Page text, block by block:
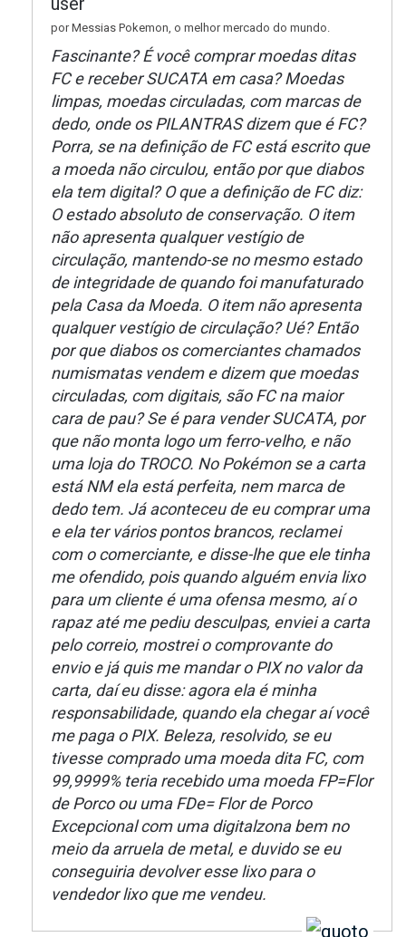
por Messias Pokemon, o melhor mercado do mundo.
Fascinante? É você comprar moedas ditas
FC e receber SUCATA em casa? Moedas
limpas, moedas circuladas, com marcas de
dedo, onde os PILANTRAS dizem que é FC?
Porra, se na definição de FC está escrito que
a moeda não circulou, então por que diabos
ela tem digital? O que a definição de FC diz:
O estado absoluto de conservação. O item
não apresenta qualquer vestígio de
circulação, mantendo-se no mesmo estado
de integridade de quando foi manufaturado
pela Casa da Moeda. O item não apresenta
qualquer vestígio de circulação? Ué? Então
por que diabos os comerciantes chamados
numismatas vendem e dizem que moedas
circuladas, com digitais, são FC na maior
cara de pau? Se é para vender SUCATA, por
que não monta logo um ferro-velho, e não
uma loja do TROCO. No Pokémon se a carta
está NM ela está perfeita, nem marca de
dedo tem. Já aconteceu de eu comprar uma
e ela ter vários pontos brancos, reclamei
com o comerciante, e disse-lhe que ele tinha
me ofendido, pois quando alguém envia lixo
para um cliente é uma ofensa mesmo, aí o
rapaz até me pediu desculpas, enviei a carta
pelo correio, mostrei o comprovante do
envio e já quis me mandar o PIX no valor da
carta, daí eu disse: agora ela é minha
responsabilidade, quando ela chegar aí você
me paga o PIX. Beleza, resolvido, se eu
tivesse comprado uma moeda dita FC, com
99,9999% teria recebido uma moeda FP=Flor
de Porco ou uma FDe= Flor de Porco
Excepcional com uma digitalzona bem no
meio da arruela de metal, e duvido se eu
conseguiria devolver esse lixo para o
vendedor lixo que me vendeu.